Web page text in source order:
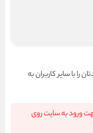
را با سایر کاربران به
ورود به سایت روی